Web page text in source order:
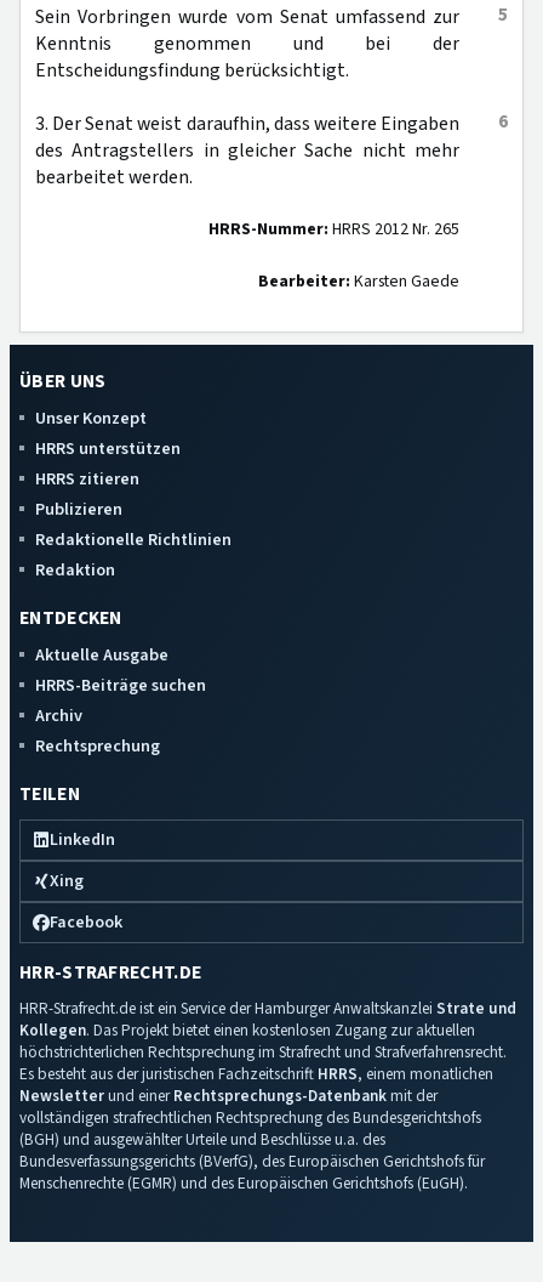
5
Sein Vorbringen wurde vom Senat umfassend zur
Kenntnis genommen und bei der
Entscheidungsfindung berücksichtigt.
6
3. Der Senat weist daraufhin, dass weitere Eingaben
des Antragstellers in gleicher Sache nicht mehr
bearbeitet werden.
HRRS-Nummer: HRRS 2012 Nr. 265
Bearbeiter: Karsten Gaede
ÜBER UNS
Unser Konzept
HRRS unterstützen
HRRS zitieren
Publizieren
Redaktionelle Richtlinien
Redaktion
ENTDECKEN
Aktuelle Ausgabe
HRRS-Beiträge suchen
Archiv
Rechtsprechung
TEILEN
LinkedIn
Xing
Facebook
HRR-STRAFRECHT.DE
HRR-Strafrecht.de ist ein Service der Hamburger Anwaltskanzlei Strate und
Kollegen. Das Projekt bietet einen kostenlosen Zugang zur aktuellen
höchstrichterlichen Rechtsprechung im Strafrecht und Strafverfahrensrecht.
Es besteht aus der juristischen Fachzeitschrift HRRS, einem monatlichen
Newsletterund einerRechtsprechungs-Datenbankmit der
vollständigen strafrechtlichen Rechtsprechung des Bundesgerichtshofs
(BGH) und ausgewählter Urteile und Beschlüsse u.a. des
Bundesverfassungsgerichts (BVerfG), des Europäischen Gerichtshofs für
Menschenrechte (EGMR) und des Europäischen Gerichtshofs (EuGH).